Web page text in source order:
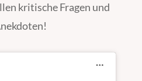
kritische Fragen und